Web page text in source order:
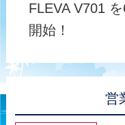
FLEVA V701
開始！
営